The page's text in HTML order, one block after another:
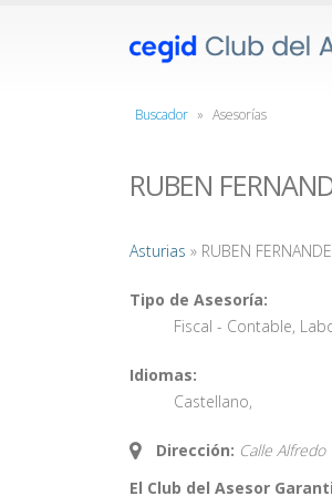
Buscador » Asesorías
RUBEN
Asturias » RUBEN
Tipo de Asesoría:
Fiscal - Contable,
Idiomas:
Castellano,
Dirección: Calle Alfredo
El Club del Asesor